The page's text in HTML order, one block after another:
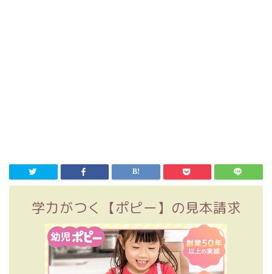
学力がつく【ポピー】の見本請求